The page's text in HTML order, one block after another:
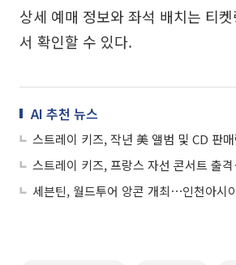
상세 예매 정보와 좌석 배치는 티
서 확인할 수 있다.
AI 추천 뉴스